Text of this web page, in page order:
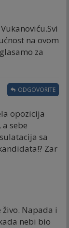
na ovom
za
opozicija
sebe
sa
Zar
ODGOVORITE
Napada i
nebi bio